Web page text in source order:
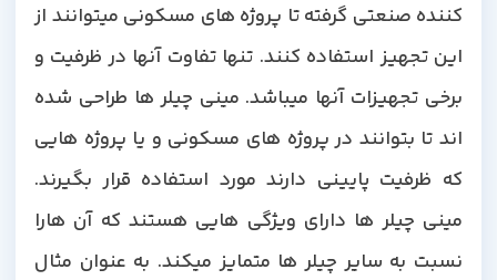
کننده صنعتی گرفته تا پروژه های مسکونی میتوانند از
این تجهیز استفاده کنند. تنها تفاوت آنها در ظرفیت و
برخی تجهیزات آنها میباشد. مینی چیلر ها طراحی شده
اند تا بتوانند در پروژه های مسکونی و یا پروژه هایی
که ظرفیت پایینی دارند مورد استفاده قرار بگیرند.
مینی چیلر ها دارای ویژگی هایی هستند که آن هارا
نسبت به سایر چیلر ها متمایز میکند. به عنوان مثال